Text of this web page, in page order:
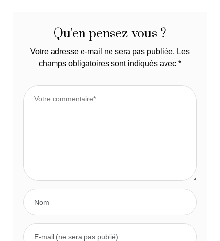
Qu'en pensez-vous ?
Votre adresse e-mail ne sera pas publiée. Les
champs obligatoires sont indiqués avec *